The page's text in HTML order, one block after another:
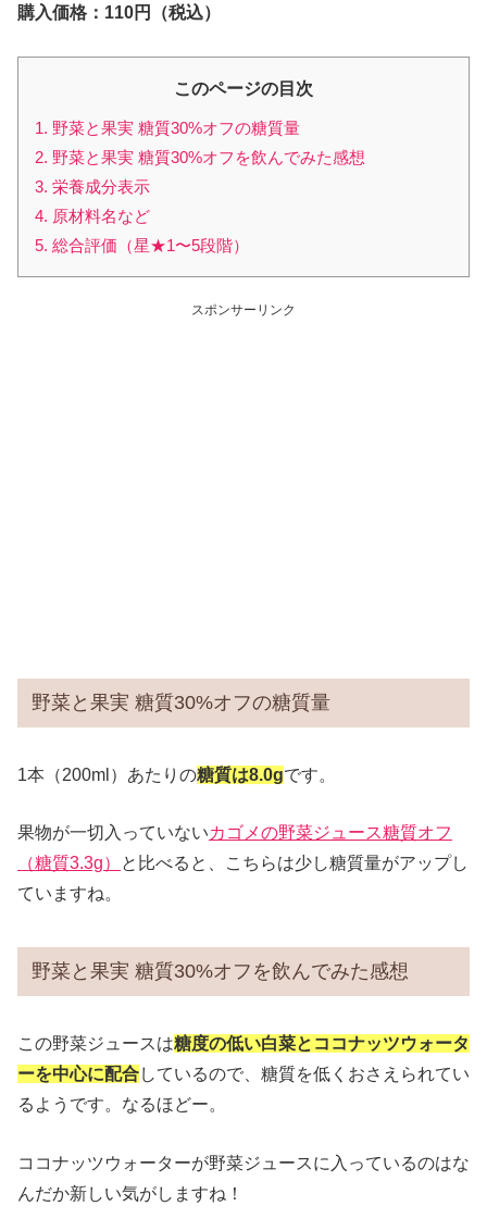
購入価格：110円（税込）
このページの目次
1. 野菜と果実 糖質30%オフの糖質量
2. 野菜と果実 糖質30%オフを飲んでみた感想
3. 栄養成分表示
4. 原材料名など
5. 総合評価（星★1〜5段階）
スポンサーリンク
野菜と果実 糖質30%オフの糖質量
1本（200ml）あたりの糖質は8.0gです。
果物が一切入っていないカゴメの野菜ジュース糖質オフ
（糖質3.3g）
と比べると、こちらは少し糖質量がアップし
ていますね。
野菜と果実 糖質30%オフを飲んでみた感想
この野菜ジュースは糖度の低い白菜とココナッツウォータ
ーを中心に配合しているので、糖質を低くおさえられてい
るようです。なるほどー。
ココナッツウォーターが野菜ジュースに入っているのはな
んだか新しい気がしますね！